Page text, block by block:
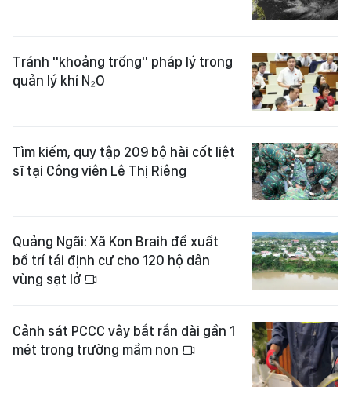
Tránh "khoảng trống" pháp lý trong
quản lý khí N₂O
Tìm kiếm, quy tập 209 bộ hài cốt liệt
sĩ tại Công viên Lê Thị Riêng
Quảng Ngãi: Xã Kon Braih đề xuất
bố trí tái định cư cho 120 hộ dân
vùng sạt lở
Cảnh sát PCCC vây bắt rắn dài gần 1
mét trong trường mầm non